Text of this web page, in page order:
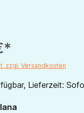
zzgl. Versandkosten
Lieferzeit:
auswählen